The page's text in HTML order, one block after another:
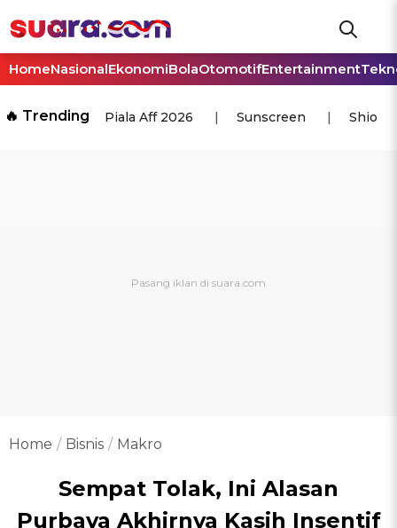
HomeNasionalEkonomiBolaOtomotifEntertainment
🔥 Trending Piala Aff 2026 Sunscreen Shio
Home Bisnis Makro
Sempat Tolak, Ini Alasan
Purbaya Akhirnya Kasih Insentif